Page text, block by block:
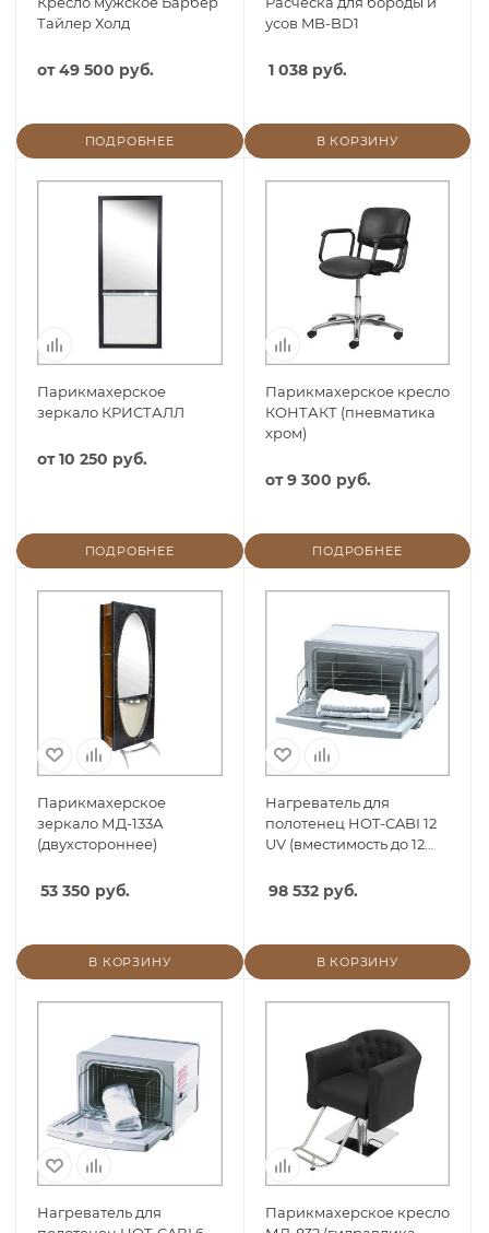
Тайлер Холд
от49 500 руб.
ПОДРОБНЕЕ
усов MB-BD1
1 038 руб.
В КОРЗИНУ
Парикмахерское
зеркало КРИСТАЛЛ
от10 250 руб.
ПОДРОБНЕЕ
Парикмахерское кресло
КОНТАКТ (пневматика
хром)
от9 300 руб.
ПОДРОБНЕЕ
Парикмахерское
зеркало МД-133А
(двухстороннее)
53 350 руб.
В КОРЗИНУ
Нагреватель для
полотенец HOT-CABI 12
UV (вместимость до 12
98 532 руб.
В КОРЗИНУ
Нагреватель для
Парикмахерское кресло